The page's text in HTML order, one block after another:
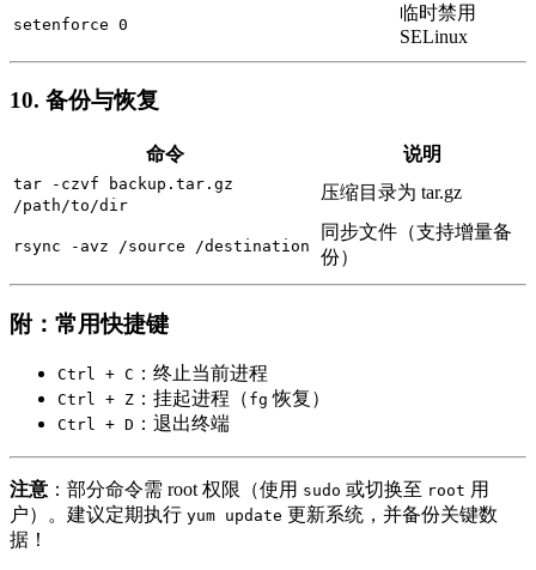
setenforce 0
临时禁用
SELinux
10. 备份与恢复
命令 说明
tar -czvf backup.tar.gz
/path/to/dir
压缩目录为 tar.gz
rsync -avz /source /destination
同步文件（支持增量备
份）
附：常用快捷键
Ctrl + C ：终止当前进程
Ctrl + Z ：挂起进程（ fg 恢复）
Ctrl + D ：退出终端
注意 ：部分命令需 root 权限（使用 sudo 或切换至 root 用
户）。建议定期执行 yum update 更新系统，并备份关键数
据！